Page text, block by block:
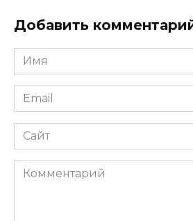
Добавить
Имя
*
Email
*
Сайт
Комментарий